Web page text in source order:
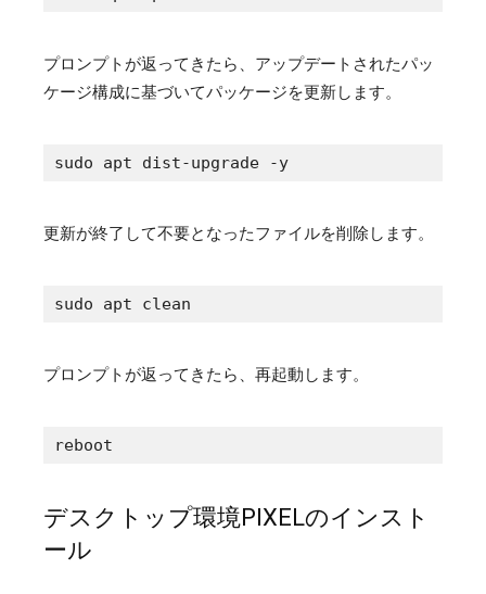
プロンプトが返ってきたら、アップデートされたパッ
ケージ構成に基づいてパッケージを更新します。
sudo apt dist-upgrade -y
更新が終了して不要となったファイルを削除します。
sudo apt clean
プロンプトが返ってきたら、再起動します。
reboot
デスクトップ環境PIXELのインスト
ール